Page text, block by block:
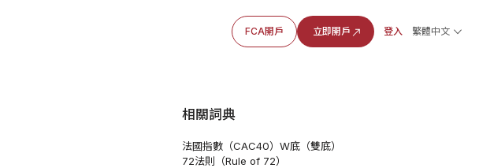
FCA開戶 立即開戶 登入 繁體中文
相關詞典
法國指數（CAC40） W底（雙底）
72法則（Rule of 72）